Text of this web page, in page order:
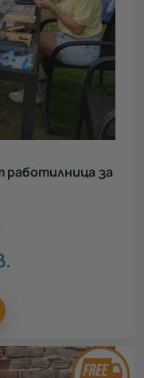
работилница за